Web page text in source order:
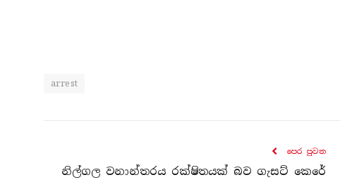
arrest
පෙර පුව​ත
නිල්ගල වනාන්තරය රක්ෂිතයක් බව ගැසට් කෙරේ